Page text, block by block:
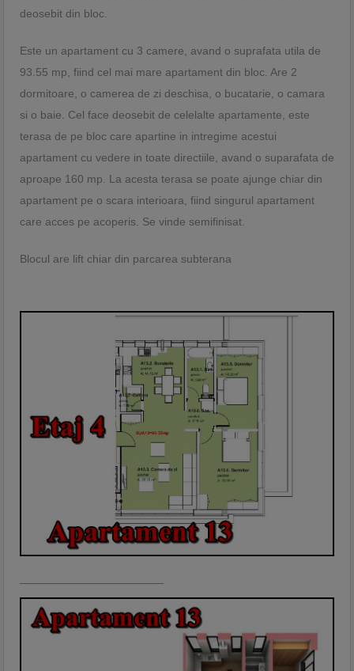
deosebit din bloc.
Este un apartament cu 3 camere, avand o suprafata utila de
93.55 mp, fiind cel mai mare apartament din bloc. Are 2
dormitoare, o camerea de zi deschisa, o bucatarie, o camara
si o baie. Cel face deosebit de celelalte apartamente, este
terasa de pe bloc care apartine in intregime acestui
apartament cu vedere in toate directiile, avand o suparafata de
aproape 160 mp. La acesta terasa se poate ajunge chiar din
apartament pe o scara interioara, fiind singurul apartament
care acces pe acoperis. Se vinde semifinisat.
Blocul are lift chiar din parcarea subterana
—————————————